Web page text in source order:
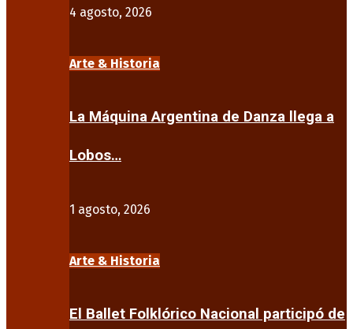
4 agosto, 2026
Arte & Historia
La Máquina Argentina de Danza llega a
Lobos…
1 agosto, 2026
Arte & Historia
El Ballet Folklórico Nacional participó de